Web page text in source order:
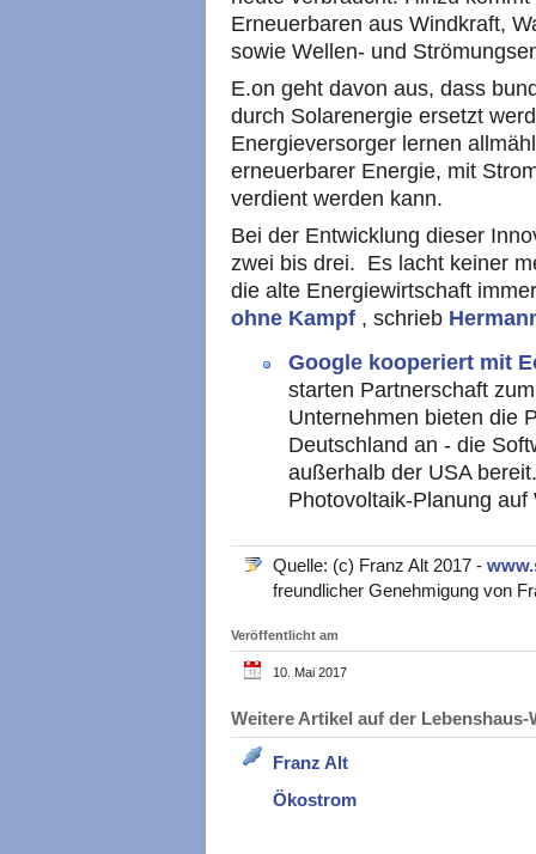
Erneuerbaren aus Windkraft,
sowie Wellen- und
E.on geht davon aus, dass
durch Solarenergie ersetzt
Energieversorger lernen
erneuerbarer Energie, mit
verdient werden kann.
Bei der Entwicklung dieser
zwei bis drei. Es lacht keiner
die alte Energiewirtschaft
ohne Kampf , schrieb
Google kooperiert mit
starten Partnerschaft
Unternehmen bieten die
Deutschland an - die
außerhalb der USA
Photovoltaik-Planung auf
Quelle: (c) Franz Alt 2017 -
freundlicher Genehmigung von
Veröffentlicht am
10. Mai 2017
Weitere Artikel auf der
Franz Alt
Ökostrom